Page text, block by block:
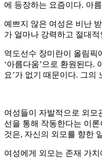
에 등장하는 요즘이다. 아
예쁘지 않은 여성은 비난
가 얼마나 강력하고 절대
역도선수 장미란이 올림픽
‘아름다움’으로 환원된다.
요’가 없기 때문이다. 그의
여성들이 자발적으로 외모
선을 통해 작동한다는 이
것은, 자신의 외모를 향한
여성에게 외모는 존재 가